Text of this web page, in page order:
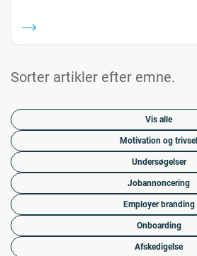
Sorter artikler efter emne.
Vis alle
Motivation og trivsel
Undersøgelser
Jobannoncering
Employer branding
Onboarding
Afskedigelse